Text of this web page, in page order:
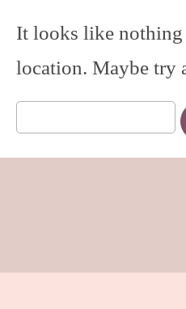
It looks like nothing
location. Maybe try
for: